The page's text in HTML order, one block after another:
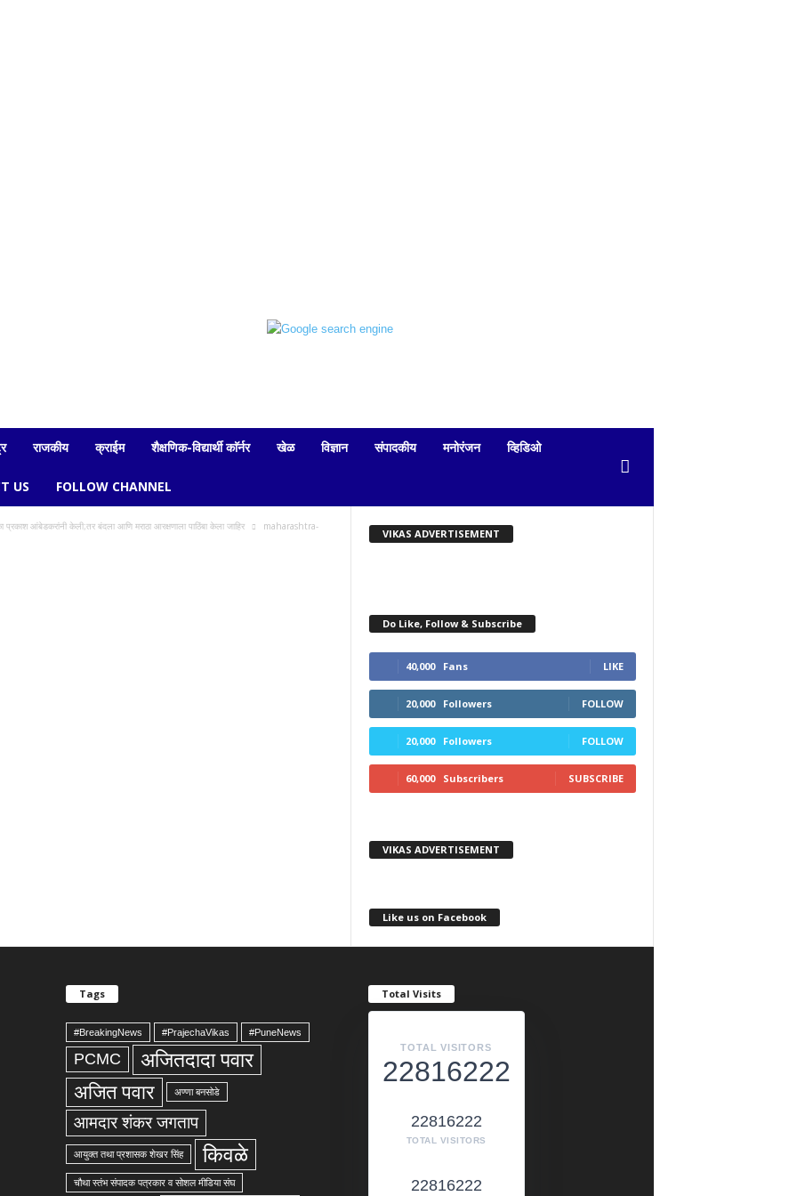
राजकीय क्राईम शैक्षणिक-विद्यार्थी काॅर्नर खेळ विज्ञान संपादकीय मनोरंजन व्हिडिओ
US FOLLOW CHANNEL
आंबेडकरांनी केली;तर बंदला आणि मराठा आरक्षणाला पाठिंबा केला जाहिर
maharashtra-
VIKAS ADVERTISEMENT
Do Like, Follow & Subscribe
40,000 Fans LIKE
20,000 Followers FOLLOW
20,000 Followers FOLLOW
60,000 Subscribers SUBSCRIBE
VIKAS ADVERTISEMENT
Like us on Facebook
Tags
#BreakingNews #PrajechaVikas #PuneNews
PCMC अजितदादा पवार
अजित पवार अण्णा बनसोडे
आमदार शंकर जगताप
आयुक्त तथा प्रशासक शेखर सिंह किवळे
चौथा स्तंभ संपादक पत्रकार व सोशल मीडिया संघ
Total Visits
TOTAL VISITORS
22816222
22816222
TOTAL VISITORS
22816222